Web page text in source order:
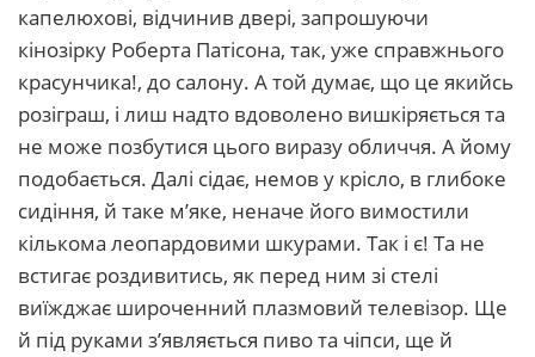
капелюхові, відчинив двері, запрошуючи
кінозірку Роберта Патісона, так, уже справжнього
красунчика!, до салону. А той думає, що це якийсь
розіграш, і лиш надто вдоволено вишкіряється та
не може позбутися цього виразу обличчя. А йому
подобається. Далі сідає, немов у крісло, в глибоке
сидіння, й таке м’яке, неначе його вимостили
кількома леопардовими шкурами. Так і є! Та не
встигає роздивитись, як перед ним зі стелі
виїжджає широченний плазмовий телевізор. Ще
й під руками з’являється пиво та чіпси, ще й